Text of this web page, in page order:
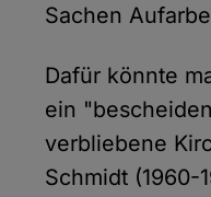
Sachen
Dafür könnte
ein
verbliebene
Schmidt (1960-